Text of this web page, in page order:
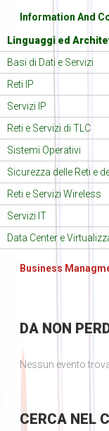
Information And
Linguaggi ed
Basi di Dati e Servizi
Reti IP
Servizi IP
Reti e Servizi di TLC
Sistemi Operativi
Sicurezza delle Reti e
Reti e Servizi Wireless
Servizi IT
Data Center e
Business
DANON
Nessun evento
CERCANEL